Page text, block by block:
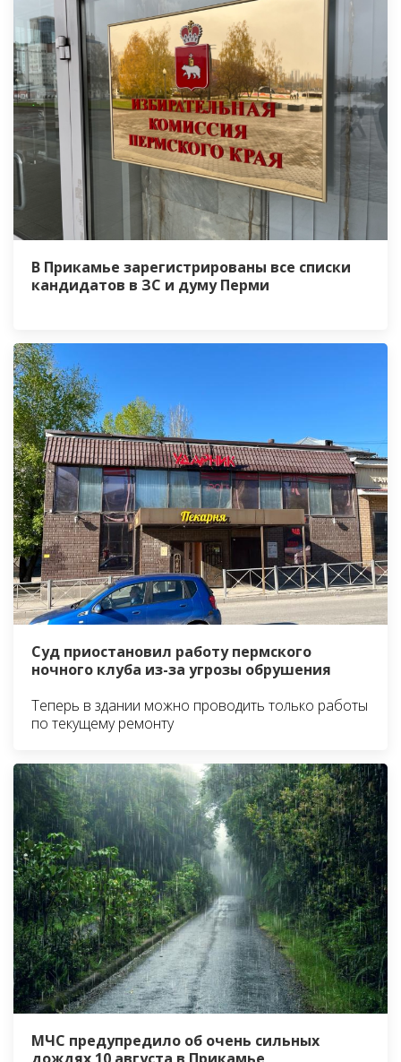
В Прикамье зарегистрированы все списки
кандидатов в ЗС и думу Перми
Суд приостановил работу пермского
ночного клуба из-за угрозы обрушения
Теперь в здании можно проводить только работы
по текущему ремонту
МЧС предупредило об очень сильных
дождях 10 августа в Прикамье